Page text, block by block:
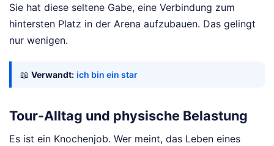
Sie hat diese seltene Gabe, eine Verbindung zum
hintersten Platz in der Arena aufzubauen. Das gelingt
nur wenigen.
📖 Verwandt: ich bin ein star
Tour-Alltag und physische Belastung
Es ist ein Knochenjob. Wer meint, das Leben eines